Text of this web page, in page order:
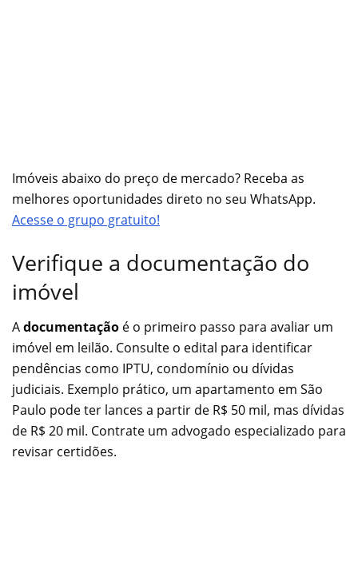
Imóveis abaixo do preço de mercado? Receba as
melhores oportunidades direto no seu WhatsApp.
Acesse o grupo gratuito!
Verifique a documentação do
imóvel
Adocumentação é o primeiro passo para avaliar um
imóvel em leilão. Consulte o edital para identificar
pendências como IPTU, condomínio ou dívidas
judiciais. Exemplo prático, um apartamento em São
Paulo pode ter lances a partir de R$ 50 mil, mas dívidas
de R$ 20 mil. Contrate um advogado especializado para
revisar certidões.